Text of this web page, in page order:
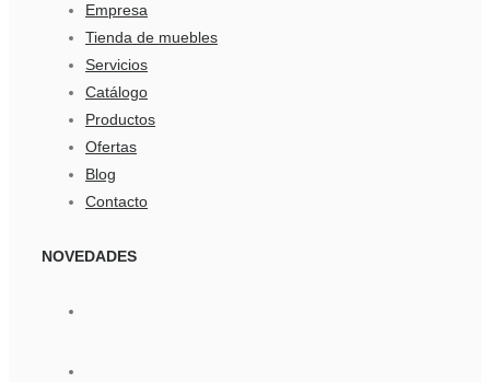
Empresa
Tienda de muebles
Servicios
Catálogo
Productos
Ofertas
Blog
Contacto
NOVEDADES